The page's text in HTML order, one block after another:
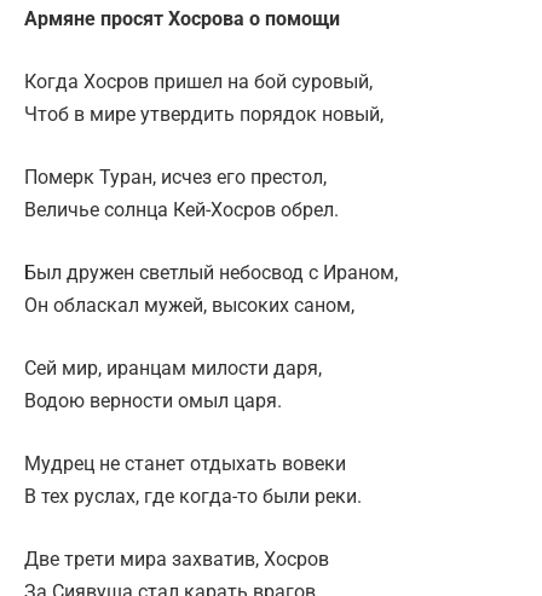
Армяне просят Хосрова o помощи
Когда Хосров пришел на бой суровый,
Чтоб в мире утвердить порядок новый,
Померк Туран, исчез его престол,
Величье солнца Кей-Хосров обрел.
Был дружен светлый небосвод с Ираном,
Он обласкал мужей, высоких саном,
Сей мир, иранцам милости даря,
Водою верности омыл царя.
Мудрец не станет отдыхать вовеки
В тех руслах, где когда-то были реки.
Две трети мира захватив, Хосров